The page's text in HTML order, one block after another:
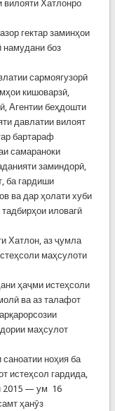
вилояти Хатлонро
гектар заминҳои
намудани боз
сармоягузорӣ
кишоварзӣ,
Агентии беҳдошти
давлатии вилоят
бартараф
самараноки
заминдорӣ,
ба гардиши
ва дар ҳолати хуби
иловагӣ
Хатлон, аз ҷумла
маҳсулоти
ҳаҷми истеҳсоли
ва аз талафот
маҳсулот
ноҳия ба
истеҳсол гардида,
2015 — ум 16
ҳанӯз